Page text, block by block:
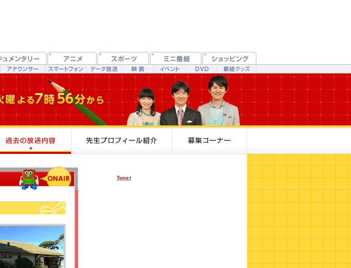
Tweet